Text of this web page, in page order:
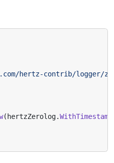
hertz-contrib/logger/
( hertzZerolog.WithTimestamp